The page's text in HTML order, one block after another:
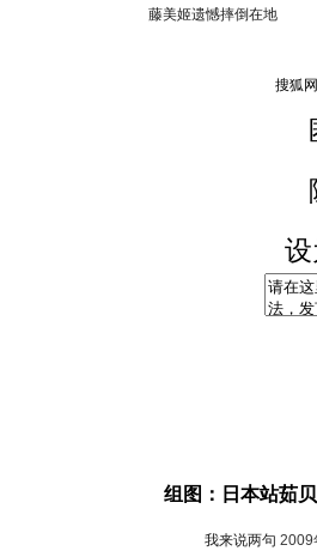
藤美姬遗憾摔倒在地
组图：日本站茹
我来说两句 2009